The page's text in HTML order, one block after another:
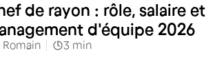
de rayon : rôle, salaire et
d'équipe 2026
Romain 3 min